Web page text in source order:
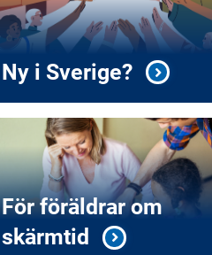
Ny i Sverige?
För föräldrar om
skärmtid